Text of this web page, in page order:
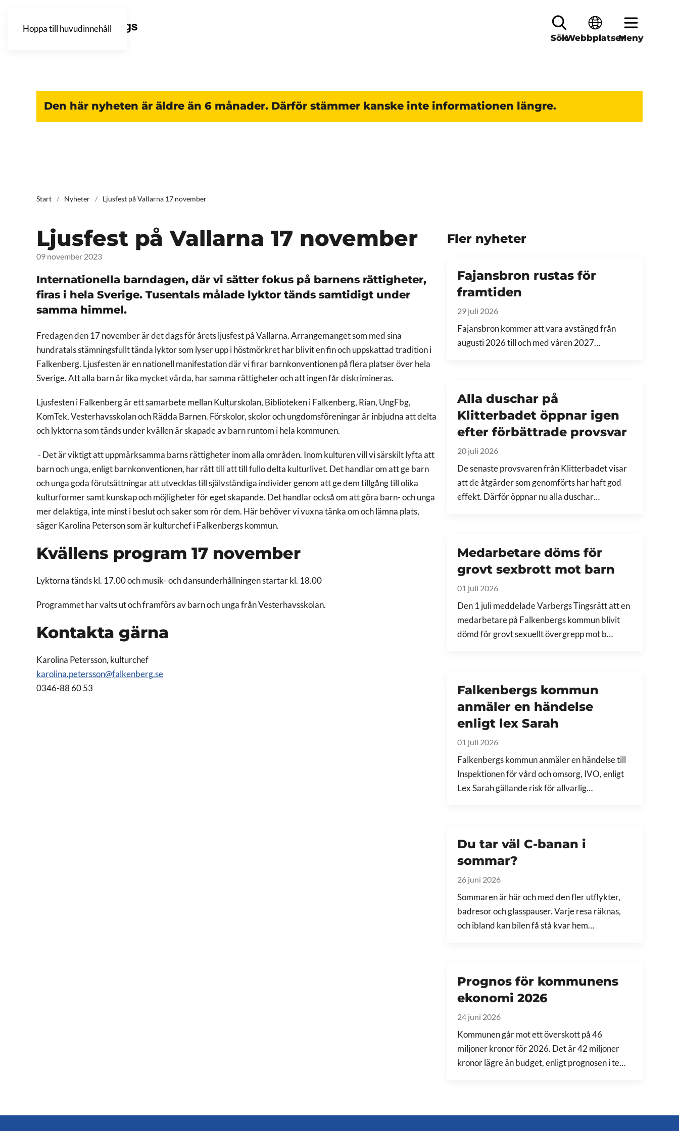
Hoppa till huvudinnehåll
SökWebbplatserMeny
Den här nyheten är äldre än 6 månader. Därför stämmer kanske inte informationen längre.
Start Nyheter Ljusfest på Vallarna 17 november
Ljusfest på Vallarna 17 november
09 november 2023
Internationella barndagen, där vi sätter fokus på barnens rättigheter,
firas i hela Sverige. Tusentals målade lyktor tänds samtidigt under
samma himmel.
Fredagen den 17 november är det dags för årets ljusfest på Vallarna. Arrangemanget som med sina
hundratals stämningsfullt tända lyktor som lyser upp i höstmörkret har blivit en fin och uppskattad tradition i
Falkenberg. Ljusfesten är en nationell manifestation där vi firar barnkonventionen på flera platser över hela
Sverige. Att alla barn är lika mycket värda, har samma rättigheter och att ingen får diskrimineras.
Ljusfesten i Falkenberg ärett samarbete mellan Kulturskolan, Biblioteken i Falkenberg, Rian, UngFbg,
KomTek, Vesterhavsskolan och Rädda Barnen. Förskolor, skolor och ungdomsföreningar är inbjudna att delta
och lyktorna som tänds under kvällen är skapade av barn runtom i hela kommunen.
- Det är viktigt att uppmärksamma barns rättigheter inom alla områden. Inom kulturen vill vi särskilt lyfta att
barn och unga, enligt barnkonventionen, har rätt till att till fullo delta kulturlivet. Det handlar om att ge barn
och unga goda förutsättningar att utvecklas till självständiga individer genom att ge dem tillgång till olika
kulturformer samt kunskap och möjligheter för eget skapande. Det handlar också om att göra barn- och unga
mer delaktiga, inte minst i beslut och saker som rör dem. Här behöver vi vuxna tänka om och lämna plats,
säger Karolina Peterson som är kulturchef i Falkenbergs kommun.
Kvällens program 17 november
Lyktorna tänds kl. 17.00 och musik- och dansunderhållningen startar kl. 18.00
Programmet har valts ut och framförs av barn och unga från Vesterhavsskolan.
Kontakta gärna
Karolina Petersson, kulturchef
karolina.petersson@falkenberg.se
0346-88 60 53
Fler nyheter
Fajansbron rustas för
framtiden
29 juli 2026
Fajansbron kommer att vara avstängd från
augusti 2026 till och med våren 2027…
Alla duschar på
Klitterbadet öppnar igen
efter förbättrade provsvar
20 juli 2026
De senaste provsvaren från Klitterbadet visar
att de åtgärder som genomförts har haft god
effekt. Därför öppnar nu alla duschar…
Medarbetare döms för
grovt sexbrott mot barn
01 juli 2026
Den 1 juli meddelade Varbergs Tingsrätt att en
medarbetare på Falkenbergs kommun blivit
dömd för grovt sexuellt övergrepp mot b…
Falkenbergs kommun
anmäler en händelse
enligt lex Sarah
01 juli 2026
Falkenbergs kommun anmäler en händelse till
Inspektionen för vård och omsorg, IVO, enligt
Lex Sarah gällande risk för allvarlig…
Du tar väl C-banan i
sommar?
26 juni 2026
Sommaren är här och med den fler utflykter,
badresor och glasspauser. Varje resa räknas,
och ibland kan bilen få stå kvar hem…
Prognos för kommunens
ekonomi 2026
24 juni 2026
Kommunen går mot ett överskott på 46
miljoner kronor för 2026. Det är 42 miljoner
kronor lägre än budget, enligt prognosen i te…